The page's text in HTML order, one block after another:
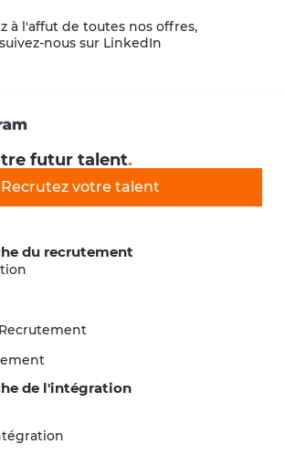
à l'affut de toutes nos offres,
suivez-nous sur LinkedIn
futur talent.
Recrutez votre talent
du recrutement
de l'intégration